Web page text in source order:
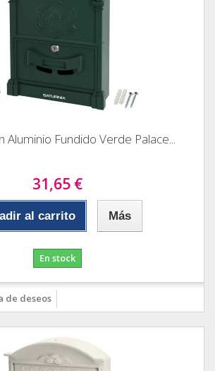
Aluminio Fundido Verde Palace...
31,65 €
al carrito Más
En stock
de deseos